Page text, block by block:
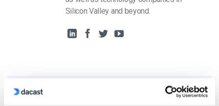
Silicon Valley and beyond.
Free 14-Day Trial